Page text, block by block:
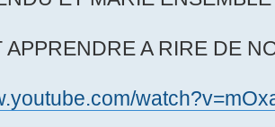
APPRENDRE A RIRE DE